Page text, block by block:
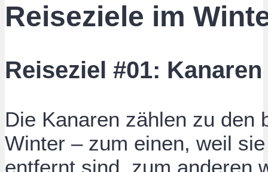
Reiseziele im
Reiseziel #01:
Die Kanaren zählen zu den
Winter – zum einen, weil
entfernt sind, zum anderen